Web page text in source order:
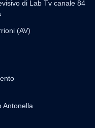
di Lab Tv canale 84
(AV)
Antonella